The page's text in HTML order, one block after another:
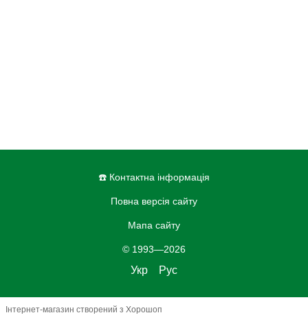
☎️ Контактна інформація
Повна версія сайту
Мапа сайту
© 1993—2026
Укр Рус
Інтернет-магазин створений з Хорошоп